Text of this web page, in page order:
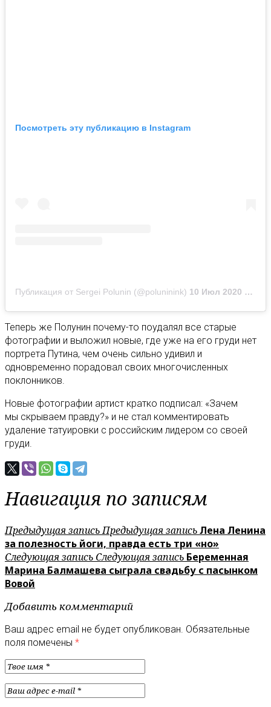
Посмотреть эту публикацию в Instagram
Публикация от Sergei Polunin (@poluninink) 10 Июл 2020 в 12:43 PDT
Теперь же Полунин почему-то поудалял все старые
фотографии и выложил новые, где уже на его груди нет
портрета Путина, чем очень сильно удивил и
одновременно порадовал своих многочисленных
поклонников.
Новые фотографии артист кратко подписал: «Зачем
мы скрываем правду?» и не стал комментировать
удаление татуировки с российским лидером со своей
груди.
Навигация по записям
Предыдущая записьПредыдущая записьЛена Ленина
за полезность йоги, правда есть три «но»
Следующая запись Следующая запись Беременная
Марина Балмашева сыграла свадьбу с пасынком
Вовой
Добавить комментарий
Ваш адрес email не будет опубликован. Обязательные
поля помечены *